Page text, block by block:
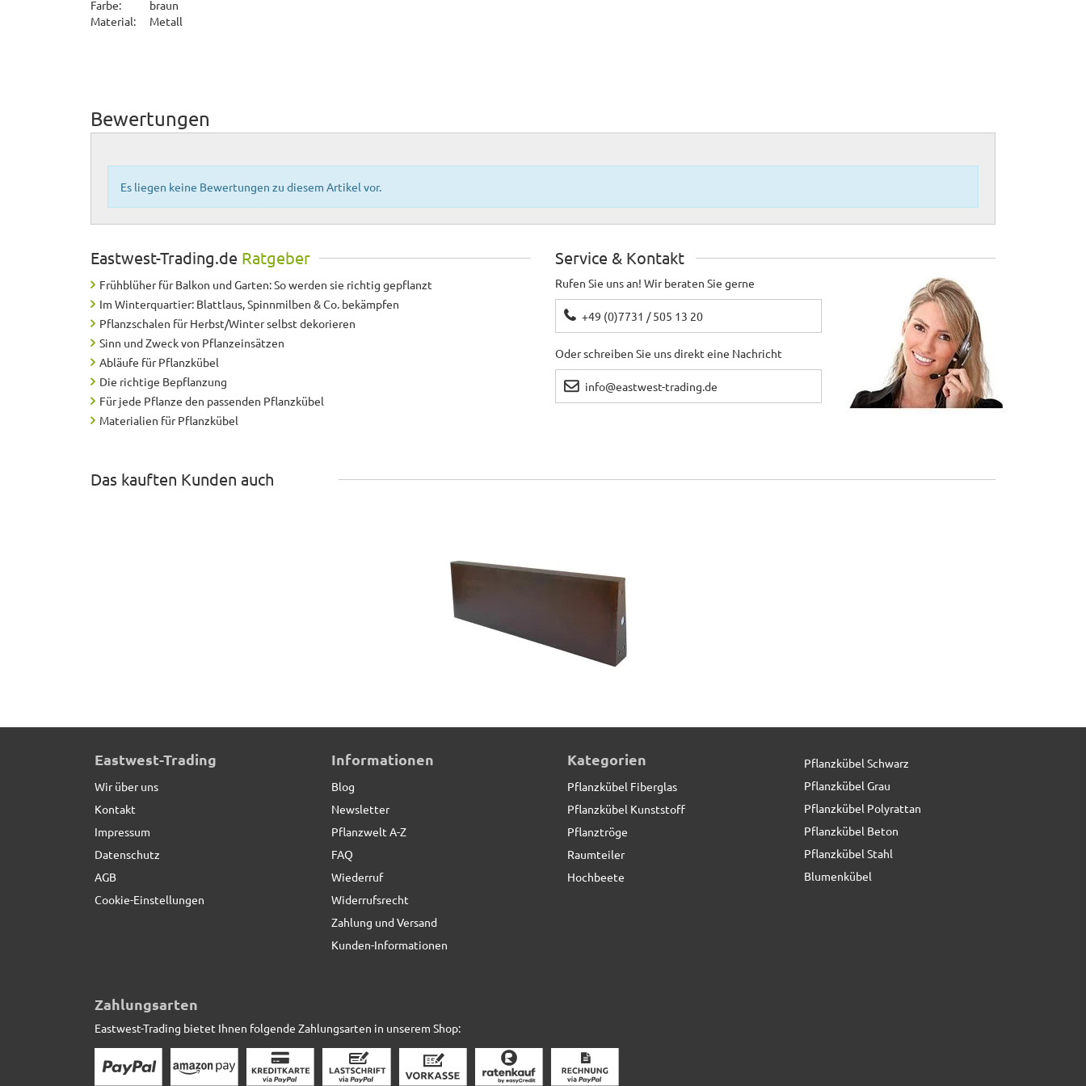
Farbe:
braun
Material:
Metall
Bewertungen
Es liegen keine Bewertungen zu diesem Artikel vor.
Eastwest-Trading.de Ratgeber
Frühblüher für Balkon und Garten: So werden sie richtig gepflanzt
Im Winterquartier: Blattlaus, Spinnmilben & Co. bekämpfen
Pflanzschalen für Herbst/Winter selbst dekorieren
Sinn und Zweck von Pflanzeinsätzen
Abläufe für Pflanzkübel
Die richtige Bepflanzung
Für jede Pflanze den passenden Pflanzkübel
Materialien für Pflanzkübel
Service & Kontakt
Rufen Sie uns an! Wir beraten Sie gerne
+49 (0)7731 / 505 13 20
Oder schreiben Sie uns direkt eine Nachricht
info@eastwest-trading.de
Das kauften Kunden auch
Beeteinfassung VERDURA aus Cortenstahl, Längsstücke
76,00 € *
Eastwest-Trading
Wir über uns
Kontakt
Impressum
Datenschutz
AGB
Cookie-Einstellungen
Informationen
Blog
Newsletter
Pflanzwelt A-Z
FAQ
Wiederruf
Widerrufsrecht
Zahlung und Versand
Kunden-Informationen
Kategorien
Pflanzkübel Fiberglas
Pflanzkübel Kunststoff
Pflanztröge
Raumteiler
Hochbeete
Pflanzkübel Schwarz
Pflanzkübel Grau
Pflanzkübel Polyrattan
Pflanzkübel Beton
Pflanzkübel Stahl
Blumenkübel
Zahlungsarten
Eastwest-Trading bietet Ihnen folgende Zahlungsarten in unserem Shop: